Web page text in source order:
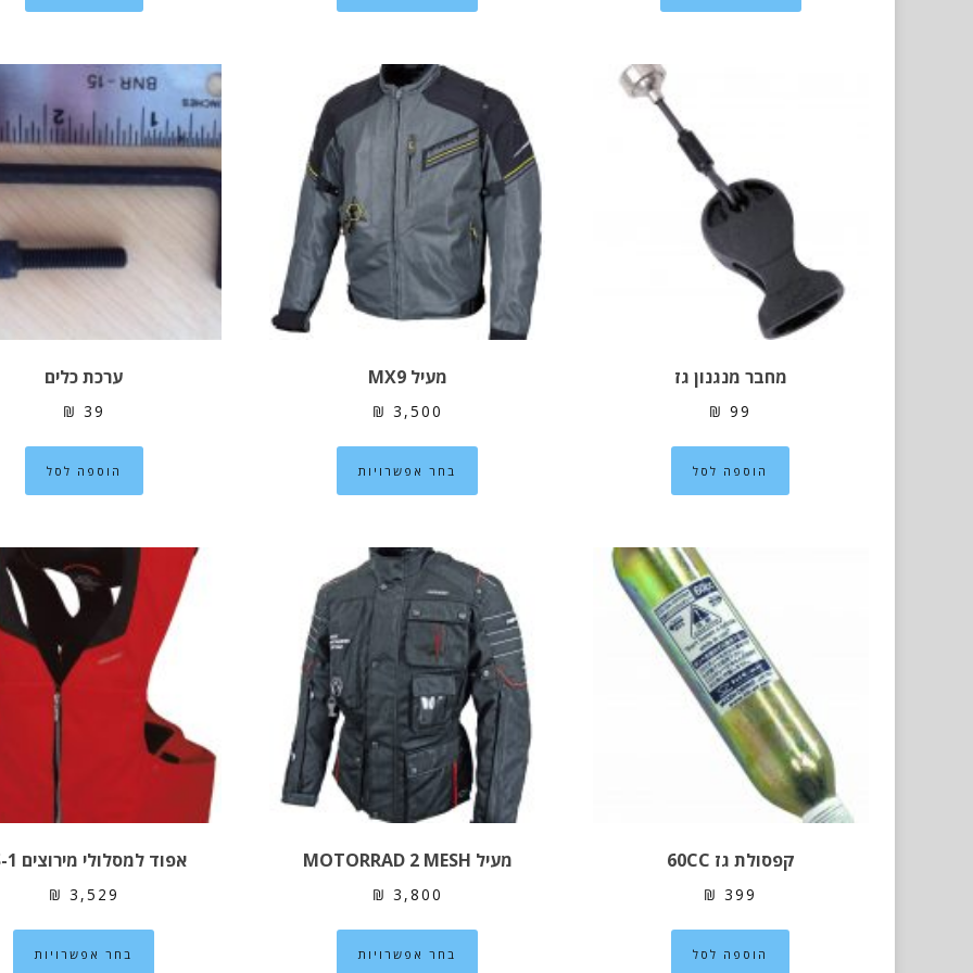
סוגים.
ניתן
סוגים.
ניתן
לבחור
את
האפשרויות
בעמוד
המוצר
מחבר מנגנון גז
₪ 99
הוספה לסל
מעיל MX9
₪ 3,500
בחר אפשרויות
למוצר
סוגים.
ניתן
לבחור
את
האפשרויות
בעמוד
המוצר
ערכת כלים
₪ 39
הוספה לסל
קפסולת גז 60CC
₪ 399
הוספה לסל
מעיל MOTORRAD 2 MESH
₪ 3,800
בחר אפשרויות
למוצר
אפוד למסלולי מירוצים RS-1
₪ 3,529
בחר אפשרויות